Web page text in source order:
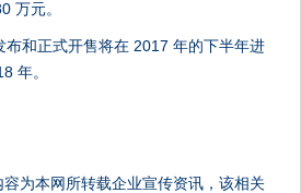
万元。
布和正式开售将在 2017 年的下半年进
年。
容为本网所转载企业宣传资讯，该相关